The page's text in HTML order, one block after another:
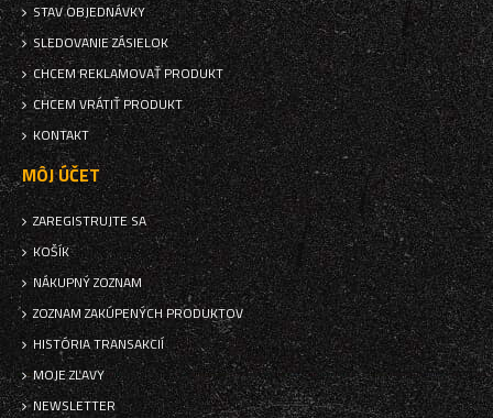
STAV OBJEDNÁVKY
SLEDOVANIE ZÁSIELOK
CHCEM REKLAMOVAŤ PRODUKT
CHCEM VRÁTIŤ PRODUKT
KONTAKT
MÔJ ÚČET
ZAREGISTRUJTE SA
KOŠÍK
NÁKUPNÝ ZOZNAM
ZOZNAM ZAKÚPENÝCH PRODUKTOV
HISTÓRIA TRANSAKCIÍ
MOJE ZĽAVY
NEWSLETTER